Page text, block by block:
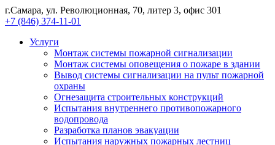
г.Самара, ул. Революционная, 70, литер 3, офис 301
+7 (846) 374-11-01
Услуги
Монтаж системы пожарной сигнализации
Монтаж системы оповещения о пожаре в здании
Вывод системы сигнализации на пульт пожарной
охраны
Огнезащита строительных конструкций
Испытания внутреннего противопожарного
водопровода
Разработка планов эвакуации
Испытания наружных пожарных лестниц